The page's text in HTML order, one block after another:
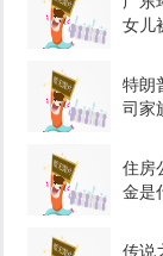
女儿
特朗
司家
住房
金是
传说